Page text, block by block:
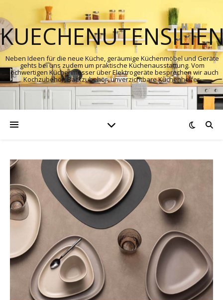
Neben Ideen für die neue Küche, geräumige Küchenmöbel und Geräte
gehts bei uns zudem um praktische Küchenausstattung. Vom
hochwertigen Küchenmesser über Elektrogeräte besprechen wir auch
Kochzubehör, Backzubehör, unverzichtbare Küchenhelfer.